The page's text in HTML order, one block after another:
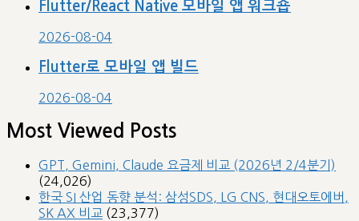
Flutter/React Native 모바일 앱 워크숍
2026-08-04
Flutter로 모바일 앱 빌드
2026-08-04
Most Viewed Posts
GPT, Gemini, Claude 요금제 비교 (2026년 2/4분기)
(24,026)
한국 SI 산업 동향 분석: 삼성SDS, LG CNS, 현대오토에버,
SK AX 비교 (23,377)